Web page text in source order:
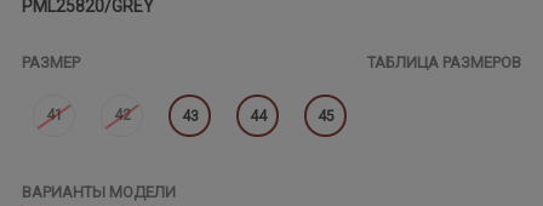
PML25820/GREY
РАЗМЕР ТАБЛИЦА РАЗМЕРОВ
41 42 43 44 45
ВАРИАНТЫ МОДЕЛИ